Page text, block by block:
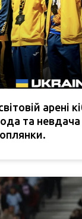
арені
та